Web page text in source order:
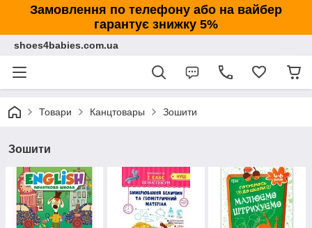
Замовлення по телефону або на вайбер
гарантує знижку 5%
shoes4babies.com.ua
Товари Канцтовары Зошити
Зошити